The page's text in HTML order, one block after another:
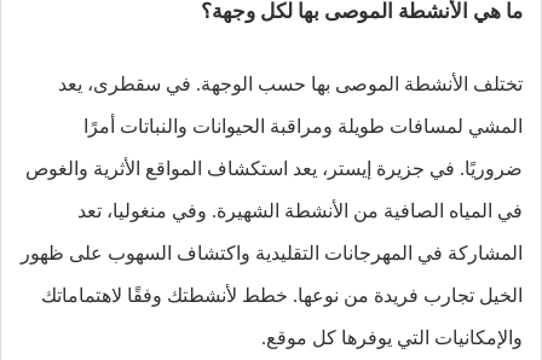
ما هي الأنشطة الموصى بها لكل وجهة؟
تختلف الأنشطة الموصى بها حسب الوجهة. في سقطرى، يعد
المشي لمسافات طويلة ومراقبة الحيوانات والنباتات أمرًا
ضروريًا. في جزيرة إيستر، يعد استكشاف المواقع الأثرية والغوص
في المياه الصافية من الأنشطة الشهيرة. وفي منغوليا، تعد
المشاركة في المهرجانات التقليدية واكتشاف السهوب على ظهور
الخيل تجارب فريدة من نوعها. خطط لأنشطتك وفقًا لاهتماماتك
والإمكانيات التي يوفرها كل موقع.